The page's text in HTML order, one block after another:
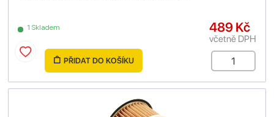
1 Skladem 489 Kč
včetně DPH
PŘIDAT DO KOŠÍKU